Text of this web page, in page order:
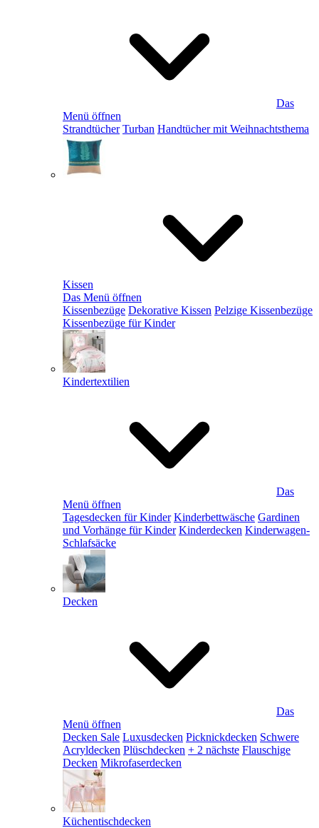
Das
Menü öffnen
Strandtücher Turban Handtücher mit Weihnachtsthema
Kissen
Das Menü öffnen
Kissenbezüge Dekorative Kissen Pelzige Kissenbezüge
Kissenbezüge für Kinder
Kindertextilien
Das
Menü öffnen
Tagesdecken für Kinder Kinderbettwäsche Gardinen
und Vorhänge für Kinder Kinderdecken Kinderwagen-
Schlafsäcke
Decken
Das
Menü öffnen
Decken Sale Luxusdecken Picknickdecken Schwere
Acryldecken Plüschdecken + 2 nächste Flauschige
Decken Mikrofaserdecken
Küchentischdecken